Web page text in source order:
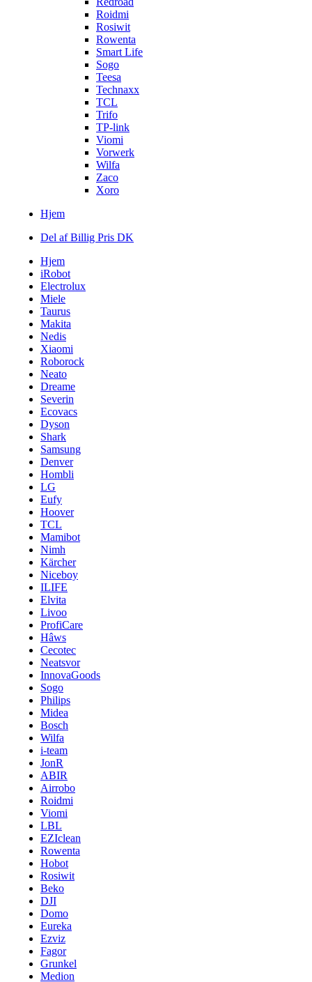
Roidmi
Rosiwit
Rowenta
Smart Life
Sogo
Teesa
Technaxx
TCL
Trifo
TP-link
Viomi
Vorwerk
Wilfa
Zaco
Xoro
Hjem
Del af Billig Pris DK
Hjem
iRobot
Electrolux
Miele
Taurus
Makita
Nedis
Xiaomi
Roborock
Neato
Dreame
Severin
Ecovacs
Dyson
Shark
Samsung
Denver
Hombli
LG
Eufy
Hoover
TCL
Mamibot
Nimh
Kärcher
Niceboy
ILIFE
Elvita
Livoo
ProfiCare
Hâws
Cecotec
Neatsvor
InnovaGoods
Sogo
Philips
Midea
Bosch
Wilfa
i-team
JonR
ABIR
Airrobo
Roidmi
Viomi
LBL
EZIclean
Rowenta
Hobot
Rosiwit
Beko
DJI
Domo
Eureka
Ezviz
Fagor
Grunkel
Medion